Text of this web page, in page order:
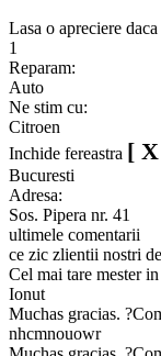
Lasa o apreciere
1
Reparam:
Auto
Ne stim cu:
Citroen
Inchide fereastra [
Bucuresti
Adresa:
Sos. Pipera nr. 41
ultimele comentarii
ce zic zlientii nostri
Cel mai tare mester
Ionut
Muchas gracias.
nhcmnouowr